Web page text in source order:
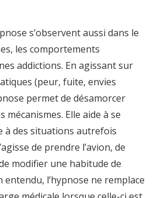
s’observent aussi dans le
les comportements
addictions. En agissant sur
(peur, fuite, envies
permet de désamorcer
mécanismes. Elle aide à se
à des situations autrefois
de prendre l’avion, de
modifier une habitude de
l’hypnose ne remplace